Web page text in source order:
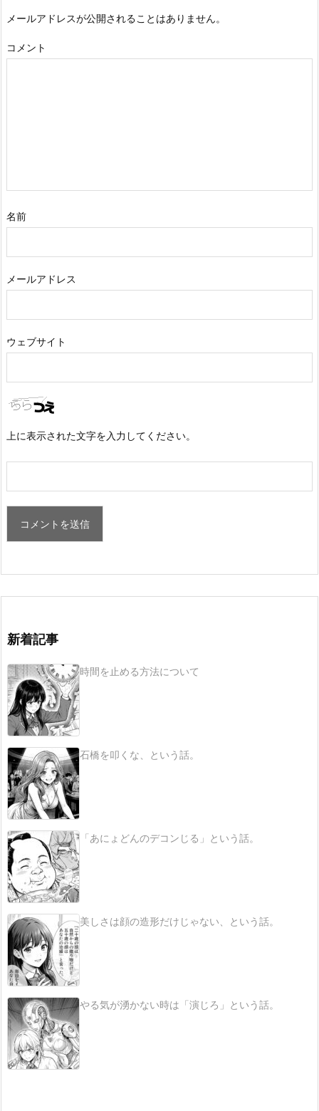
メールアドレスが公開されることはありません。
コメント
名前
メールアドレス
ウェブサイト
上に表示された文字を入力してください。
新着記事
時間を止める方法について
石橋を叩くな、という話。
「あにょどんのデコンじる」という話。
美しさは顔の造形だけじゃない、という話。
やる気が湧かない時は「演じろ」という話。